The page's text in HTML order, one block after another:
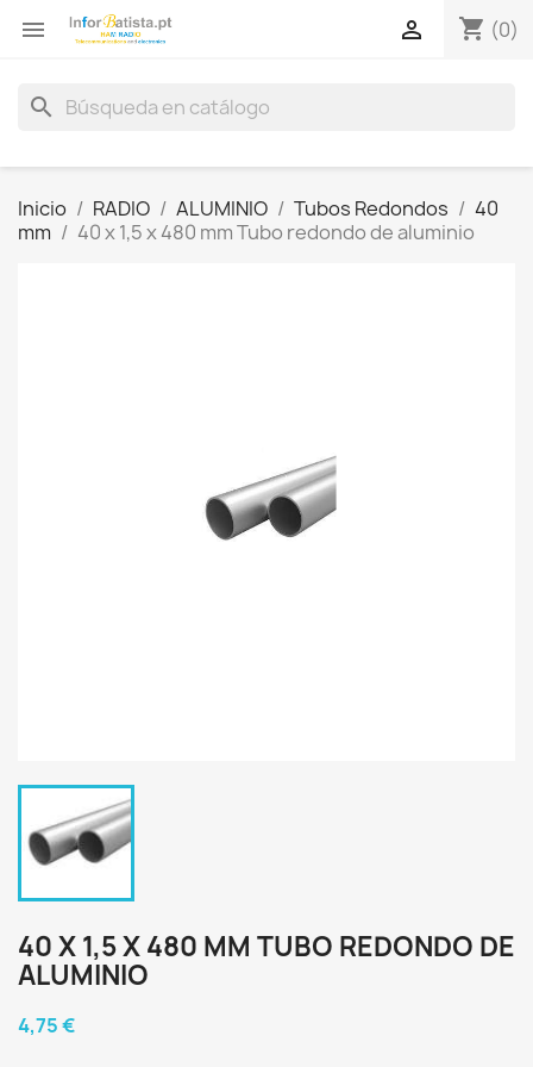
 shopping_cart (0)

search
Inicio RADIO ALUMINIO Tubos Redondos
40
mm
40 x 1,5 x 480 mm Tubo redondo de aluminio
40 X 1,5 X 480 MM TUBO REDONDO DE
ALUMINIO
4,75 €